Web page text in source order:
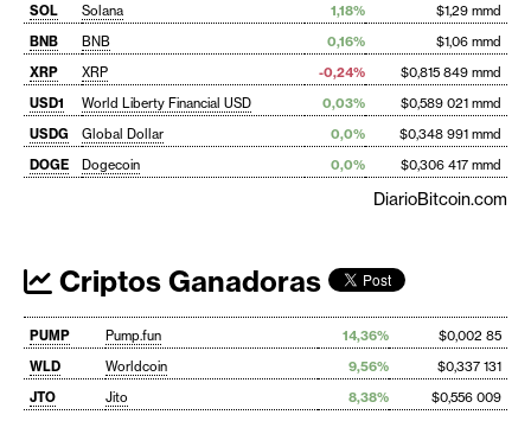
SOL
Solana 1,18%
$1,29 mmd
BNB
BNB 0,16%
$1,06 mmd
XRP
XRP -0,24%
$0,815 849 mmd
USD1
World Liberty Financial USD 0,03%
$0,589 021 mmd
USDG
Global Dollar 0,0%
$0,348 991 mmd
DOGE
Dogecoin 0,0% $0,306 417 mmd
DiarioBitcoin.com
Criptos Ganadoras
PUMP Pump.fun 14,36%
$0,002 85
WLD
Worldcoin 9,56%
$0,337 131
JTO
Jito 8,38%
$0,556 009